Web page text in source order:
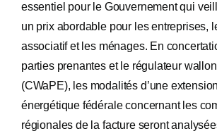
essentiel pour le Gouvernement qui
un prix abordable pour les entreprises,
associatif et les ménages. En
parties prenantes et le régulateur
(CWaPE), les modalités d’une
énergétique fédérale concernant les
régionales de la facture seront